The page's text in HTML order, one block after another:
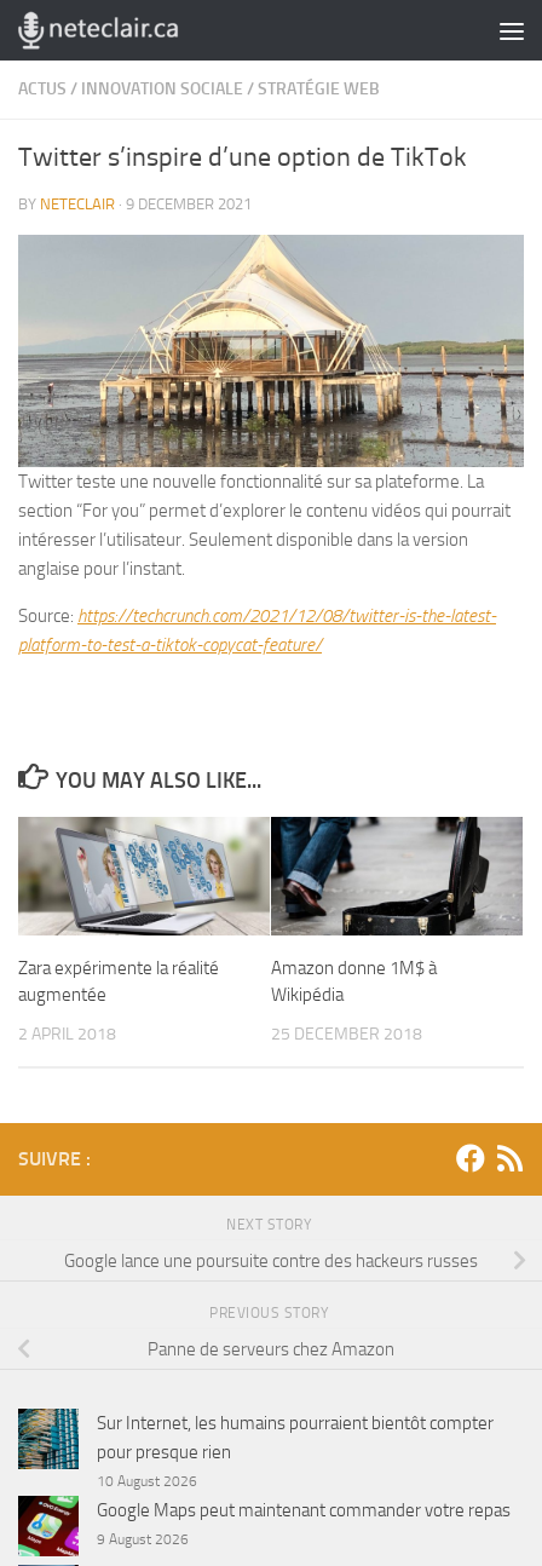
Skip to content
ACTUS / INNOVATION SOCIALE /STRATÉGIE WEB
Twitter s’inspire d’une option de TikTok
BY NETECLAIR · 9 DECEMBER 2021
Twitter teste une nouvelle fonctionnalité sur sa plateforme. La
section “For you” permet d’explorer le contenu vidéos qui pourrait
intéresser l’utilisateur. Seulement disponible dans la version
anglaise pour l’instant.
Source: https://techcrunch.com/2021/12/08/twitter-is-the-latest-
platform-to-test-a-tiktok-copycat-feature/
YOU MAY ALSO LIKE...
Zara expérimente la réalité
augmentée
2 APRIL 2018
Amazon donne 1M$ à
Wikipédia
25 DECEMBER 2018
SUIVRE :
NEXT STORY
Google lance une poursuite contre des hackeurs russes
PREVIOUS STORY
Panne de serveurs chez Amazon
Sur Internet, les humains pourraient bientôt compter
pour presque rien
10 August 2026
Google Maps peut maintenant commander votre repas
9 August 2026